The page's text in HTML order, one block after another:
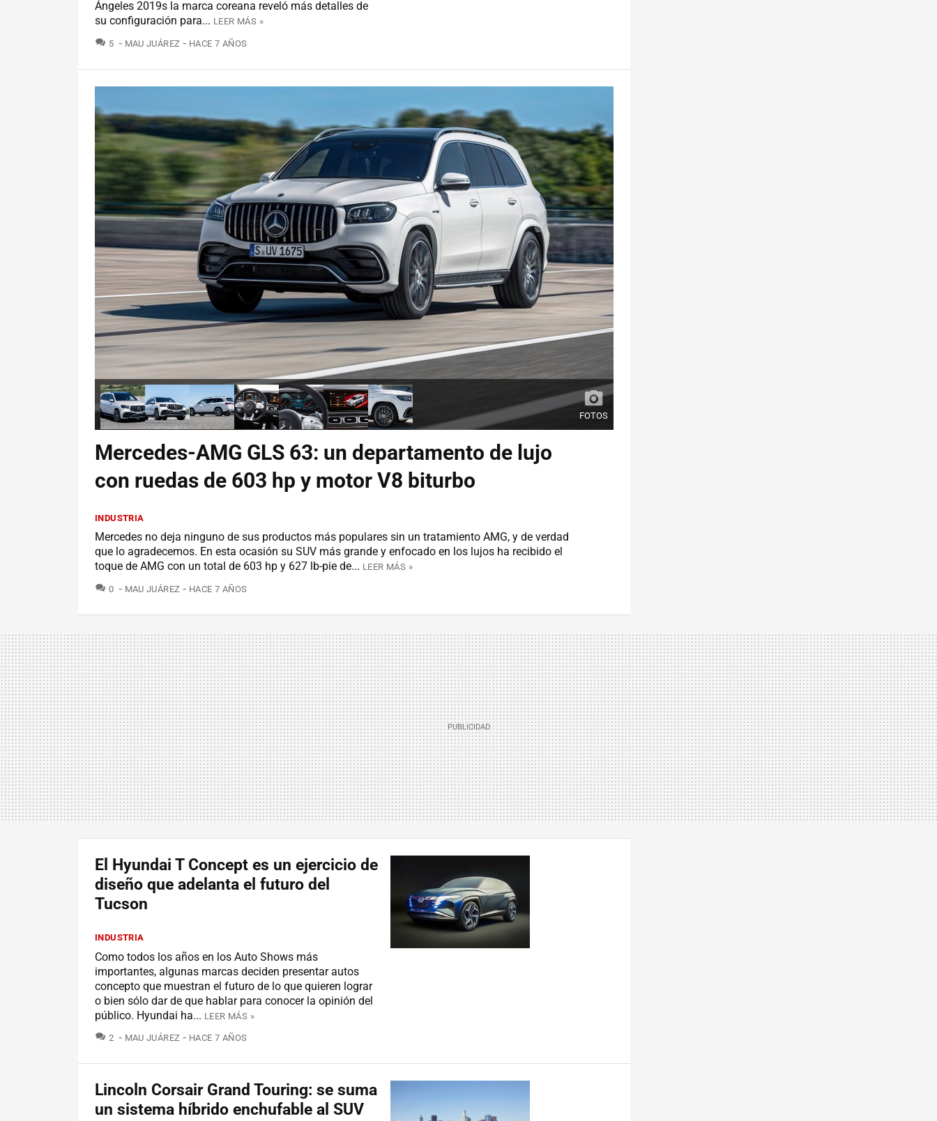
Ángeles 2019s la marca coreana reveló más detalles de
su configuración para... LEER MÁS »
5 COMENTARIOS
MAU JUÁREZ HACE 7 AÑOS
FOTOS
Mercedes-AMG GLS 63: un departamento de lujo
con ruedas de 603 hp y motor V8 biturbo
INDUSTRIA
Mercedes no deja ninguno de sus productos más populares sin un tratamiento AMG, y de verdad
que lo agradecemos. En esta ocasión su SUV más grande y enfocado en los lujos ha recibido el
toque de AMG con un total de 603 hp y 627 lb-pie de... LEER MÁS »
0 COMENTARIOS
MAU JUÁREZ HACE 7 AÑOS
El Hyundai T Concept es un ejercicio de
diseño que adelanta el futuro del
Tucson
INDUSTRIA
Como todos los años en los Auto Shows más
importantes, algunas marcas deciden presentar autos
concepto que muestran el futuro de lo que quieren lograr
o bien sólo dar de que hablar para conocer la opinión del
público. Hyundai ha... LEER MÁS »
2 COMENTARIOS
MAU JUÁREZ HACE 7 AÑOS
Lincoln Corsair Grand Touring: se suma
un sistema híbrido enchufable al SUV